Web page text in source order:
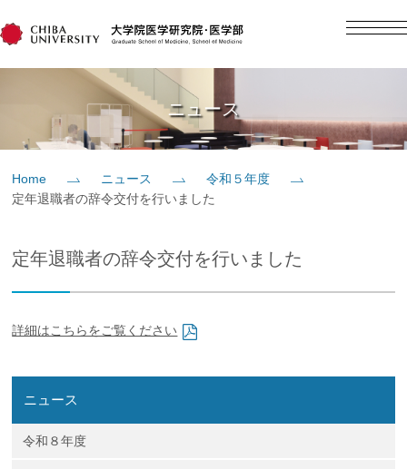
日本語
研究
入学案内
社会貢献
お問い合わせ交通アクセス
ニュース
Home ニュース
令和５年度
定年退職者の辞令交付を行いました
定年退職者の辞令交付を行いました
詳細はこちらをご覧ください
ニュース
令和８年度